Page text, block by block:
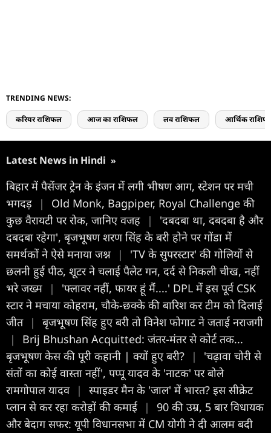
TRENDING NEWS:
करियर राशिफल आज का राशिफल लव राशिफल आर्थिक
Latest News in Hindi »
बिहार में पैसेंजर ट्रेन के इंजन में लगी भीषण आग, स्टेशन पर मची
भगदड़
|
Old Monk, Bagpiper, Royal Challenge की
कुछ वैरायटी पर रोक, जानिए वजह
|
'दबदबा था, दबदबा है और
दबदबा रहेगा', बृजभूषण शरण सिंह के बरी होने पर गोंडा में
समर्थकों ने ऐसे मनाया जश्न
|
'TV के सुपरस्टार' की गोलियों से
छलनी हुई पीठ, शूटर ने चलाई पैलेट गन, दर्द से निकली चीख, नहीं
भरे जख्म
|
'फ्लावर नहीं, फायर हूं मैं....' DPL में इस पूर्व CSK
स्टार ने मचाया कोहराम, चौके-छक्के की बारिश कर टीम को दिलाई
जीत |
बृजभूषण सिंह हुए बरी तो विनेश फोगाट ने जताई नराजगी
|
Brij Bhushan Acquitted: जंतर-मंतर से कोर्ट तक...
बृजभूषण केस की पूरी कहानी | क्यों हुए बरी?
|
'चढ़ावा चोरी से
संतों का कोई वास्ता नहीं', पप्पू यादव के 'नाटक' पर बोले
रामगोपाल यादव |
स्पाइडर मैन के 'जाल' में भारत? इस सीक्रेट
प्लान से कर रहा करोड़ों की कमाई
|
90 की उम्र, 5 बार विधायक
और बेदाग सफर: यूपी विधानसभा में CM योगी ने दी आलम बदी